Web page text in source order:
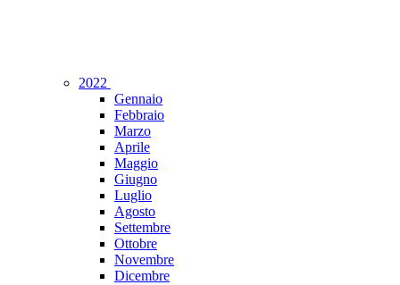
2022
Gennaio
Febbraio
Marzo
Aprile
Maggio
Giugno
Luglio
Agosto
Settembre
Ottobre
Novembre
Dicembre